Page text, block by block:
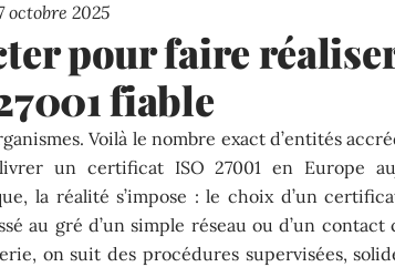
octobre 2025
pour faire
fiable
Voilà le nombre exact d’entités
un certificat ISO 27001 en Europe
la réalité s’impose : le choix d’un
au gré d’un simple réseau ou d’un contact
on suit des procédures supervisées,